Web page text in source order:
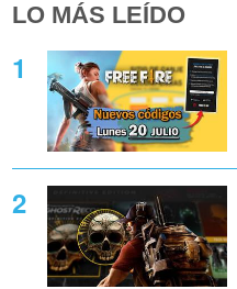
LO MÁS LEÍDO